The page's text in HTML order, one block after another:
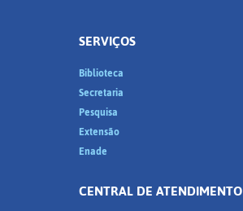
SERVIÇOS
Biblioteca
Secretaria
Pesquisa
Extensão
Enade
CENTRAL DE ATENDIMENTO